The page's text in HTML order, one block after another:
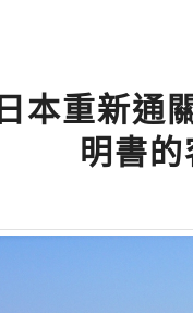
日本重新通
明書的